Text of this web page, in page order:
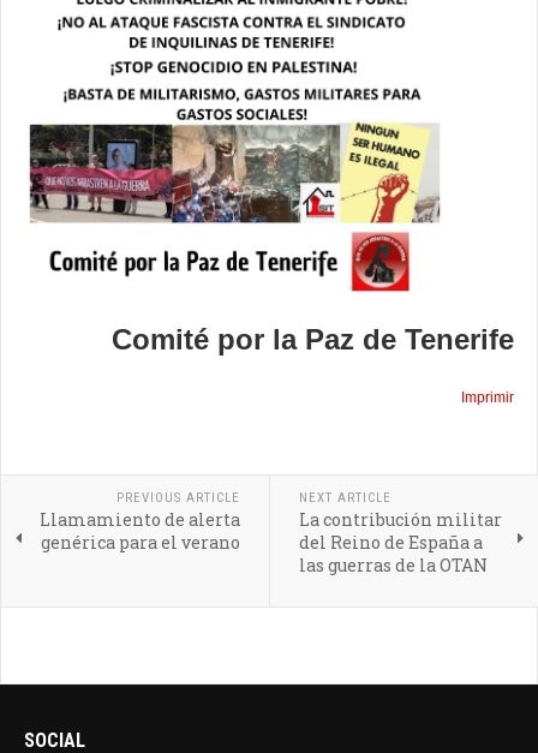
Comité por la Paz de Tenerife
Imprimir
PREVIOUS ARTICLE
Llamamiento de alerta
genérica para el verano
NEXT ARTICLE
La contribución militar
del Reino de España a
las guerras de la OTAN
SOCIAL